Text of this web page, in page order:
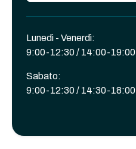
Lunedì - Venerdì:
9:00-12:30 / 14:00-19:00
Sabato:
9:00-12:30 / 14:30-18:00